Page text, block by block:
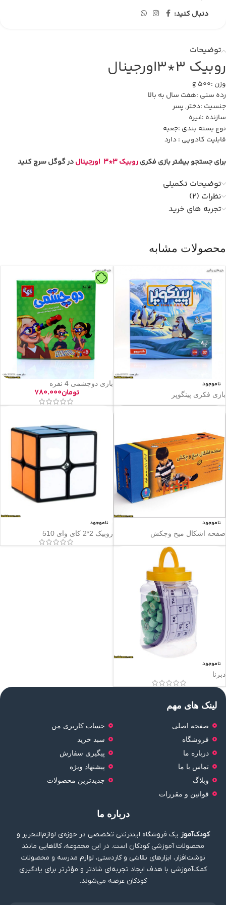
دنبال کنید:
توضیحات
روبیک 3*3اورجینال
وزن :500 g
رده سنی :هفت سال به بالا
جنسیت :دختر, پسر
سازنده :غیره
نوع بسته بندی :جعبه
قابلیت کادویی : دارد
برای جستجو بیشتر بازی فکریروبیک 3*3 اورجینال در گوگل سرچ کنید
توضیحات تکمیلی
نظرات (2)
تجربه های خرید
محصولات مشابه
ناموجود
بازی فکری پینگوپر
بازی دوچشمی 4 نفره
تومان۷۸۰.۰۰۰
ناموجود
صفحه اشکال میخ وچکش
ناموجود
روبیک 2*2 کای وای 510
ناموجود
دبرنا
لینک های مهم
صفحه اصلی
فروشگاه
درباره ما
تماس با ما
وبلاگ
قوانین و مقررات
حساب کاربری من
سبد خرید
پیگیری سفارش
پیشنهاد ویژه
جدیدترین محصولات
درباره ما
کودک‌آموز یک فروشگاه اینترنتی تخصصی در حوزه‌ی لوازم‌التحریر و
محصولات آموزشی کودکان است. در این مجموعه، کالاهایی مانند
نوشت‌افزار، ابزارهای نقاشی و کاردستی، لوازم مدرسه و محصولات
کمک‌آموزشی با هدف ایجاد تجربه‌ای شادتر و مؤثرتر برای یادگیری
کودکان عرضه می‌شوند.